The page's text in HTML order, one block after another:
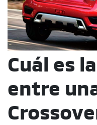
Cuál es
entre